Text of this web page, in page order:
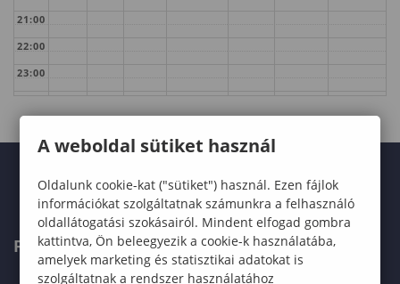
21:00
22:00
23:00
FELVÉTELIZŐKNEK
A weboldal sütiket használ
Oldalunk cookie-kat ("sütiket") használ. Ezen fájlok
információkat szolgáltatnak számunkra a felhasználó
oldallátogatási szokásairól. Mindent elfogad gombra
kattintva, Ön beleegyezik a cookie-k használatába,
amelyek marketing és statisztikai adatokat is
szolgáltatnak a rendszer használatához